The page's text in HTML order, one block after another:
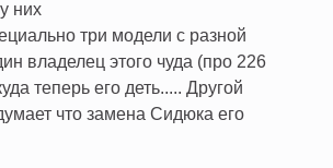
них
три модели с разной
владелец этого чуда (про 226
теперь его деть..... Другой
что замена Сидюка его